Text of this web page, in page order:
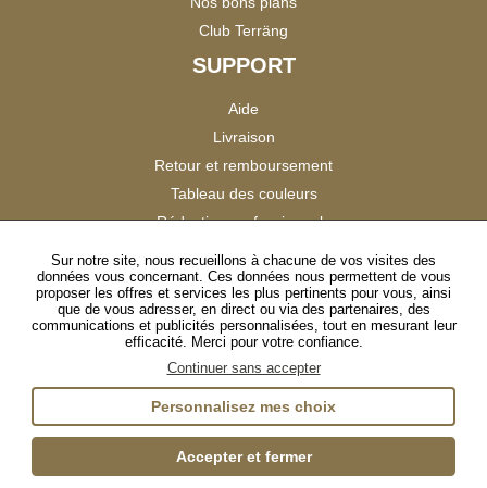
Club Terräng
SUPPORT
Aide
Livraison
Retour et remboursement
Tableau des couleurs
Réduction professionnels
Catalogues
Satisfaction Clients
SUIVEZ-NOUS
InstagramTikTokFacebookYouTubeLinkedIn
Sur notre site, nous recueillons à chacune de vos visites des
données vous concernant. Ces données nous permettent de vous
proposer les offres et services les plus pertinents pour vous, ainsi
que de vous adresser, en direct ou via des partenaires, des
communications et publicités personnalisées, tout en mesurant leur
efficacité. Merci pour votre confiance.
Continuer sans accepter
Personnalisez mes choix
Accepter et fermer